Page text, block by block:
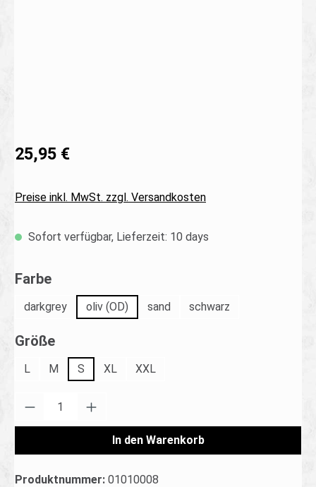
25,95 €
Preise inkl. MwSt. zzgl. Versandkosten
Sofort verfügbar, Lieferzeit: 10 days
Farbeauswählen
darkgrey oliv (OD) sand schwarz
Größeauswählen
L M S XL XXL
Produkt Anzahl: Gib den gewünschten
In den Warenkorb
Produktnummer: 01010008